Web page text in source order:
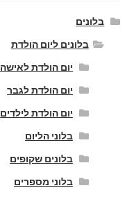
בלונים
בלונים ליום הולדת
יום הולדת לאישה
יום הולדת לגבר
יום הולדת לילדים
בלוני הליום
בלונים שקופים
בלוני מספרים